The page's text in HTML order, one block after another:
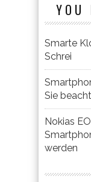
YOU
Smarte
Schrei
Sie
Nokias
werden